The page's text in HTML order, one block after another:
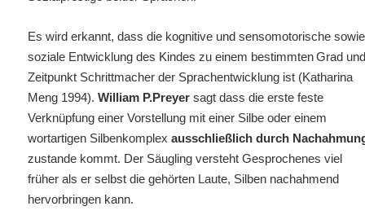
Es wird erkannt, dass die kognitive und sensomotorische sowie
soziale Entwicklung des Kindes zu einem bestimmten Grad
Zeitpunkt Schrittmacher der Sprachentwicklung ist (Katharina
Meng 1994).William P.Preyer sagt dass die erste feste
Verknüpfung einer Vorstellung mit einer Silbe oder einem
wortartigen Silbenkomplexausschließlich durch
zustande kommt. Der Säugling versteht Gesprochenes viel
früher als er selbst die gehörten Laute, Silben nachahmend
hervorbringen kann.